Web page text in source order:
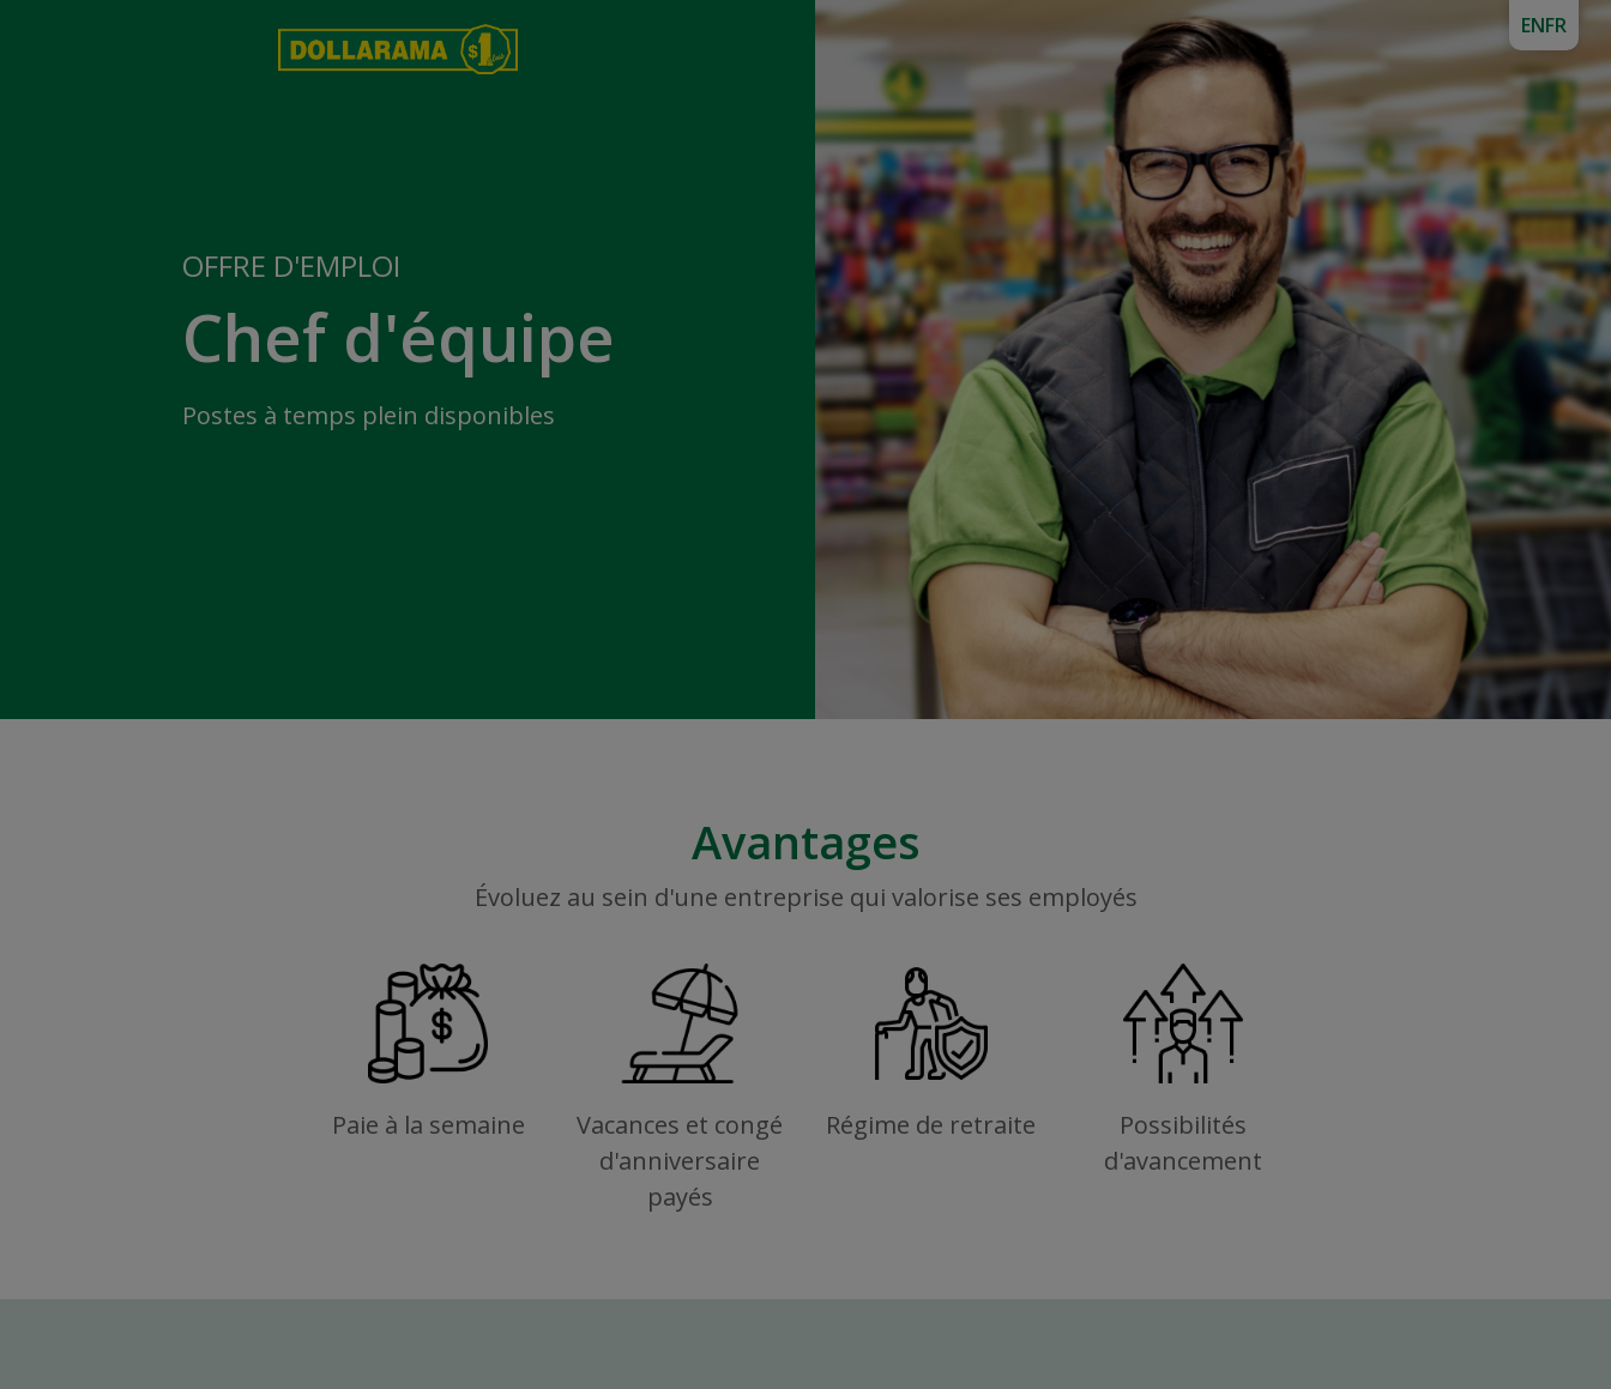
OFFRE D'EMPLOI
Chef d'équipe
Postes à temps plein disponibles
Avantages
Évoluez au sein d'une entreprise qui valorise ses employés
Paie à la semaine
Vacances et congé
d'anniversaire
payés
Régime de retraite
Possibilités
d'avancement
ENFR